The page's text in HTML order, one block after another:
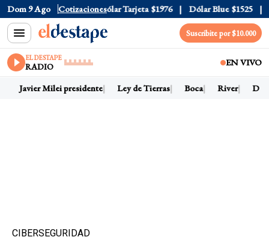
Dom 9 Ago Cotizaciones
Oficial $1520 Dólar Tarjeta $1976 Dólar Blue $1525
Suscribite por $10.000
EL DESTAPE
RADIO EN VIVO
Javier Milei presidente Ley de Tierras Boca River
CIBERSEGURIDAD